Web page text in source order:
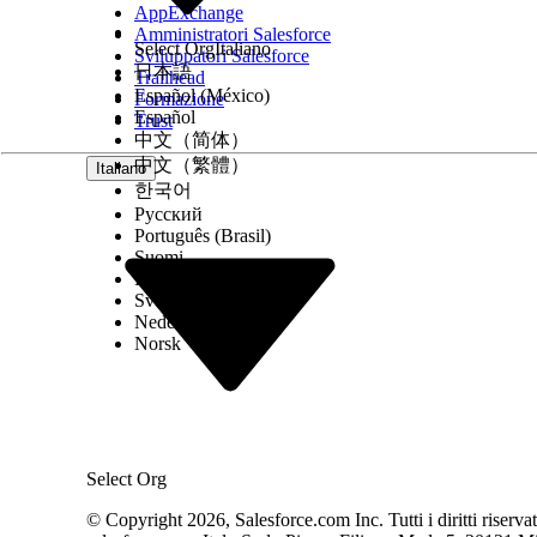
AppExchange
Amministratori Salesforce
Sviluppatori Salesforce
Trailhead
Formazione
Trust
Italiano
Select Org
Select OrgItaliano
日本語
Español (México)
Español
中文（简体）
中文（繁體）
한국어
Русский
Português (Brasil)
Suomi
Dansk
Svenska
Nederlands
Norsk
© Copyright 2026, Salesforce.com Inc. Tutti i diritti